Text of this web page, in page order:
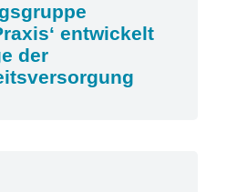
entwickelt
der